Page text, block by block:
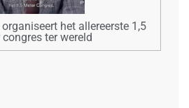
het allereerste 1,5
congres ter wereld